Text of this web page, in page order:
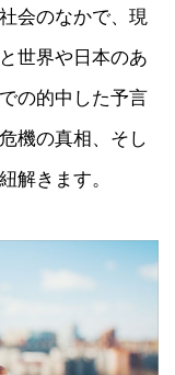
会のなかで、現
世界や日本のあ
の的中した予言
機の真相、そし
解きます。